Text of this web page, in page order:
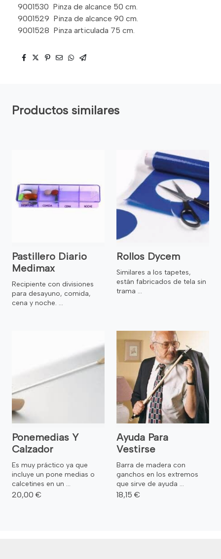
9001530 Pinza de alcance 50 cm.
9001529 Pinza de alcance 90 cm.
9001528 Pinza articulada 75 cm.
Productos similares
Pastillero Diario
Medimax
Recipiente con divisiones
para desayuno, comida,
cena y noche. ...
Rollos Dycem
Similares a los tapetes,
están fabricados de tela sin
trama ...
Ponemedias Y
Calzador
Es muy práctico ya que
incluye un pone medias o
calcetines en un ...
20,00 €
Ayuda Para
Vestirse
Barra de madera con
ganchos en los extremos
que sirve de ayuda ...
18,15 €